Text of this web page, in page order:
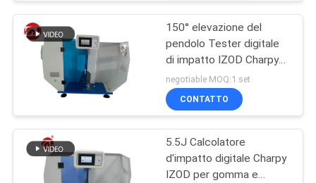
PRIVACY
POLICY
Macchina di prova
di trazione
150° elevazione del
pendolo Tester digitale
di impatto IZOD Charpy
con velocità di impatto di
3,8 m/s
negotiable MOQ:1 set
CONTATTO
5.5J Calcolatore
d'impatto digitale Charpy
IZOD per gomma e